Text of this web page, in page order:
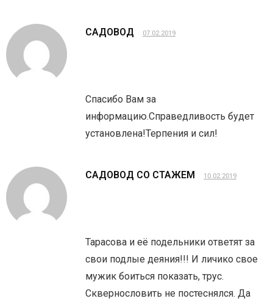
САДОВОД 07.02.2019
Спасибо Вам за
информацию.Справедливость будет
установлена!Терпения и сил!
САДОВОД СО СТАЖЕМ 10.02.2019
Тарасова и её подельники ответят за
свои подлые деяния!!! И личико свое
мужик боиться показать, трус.
Сквернословить не постеснялся. Да